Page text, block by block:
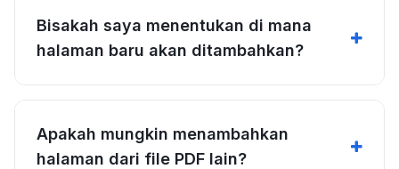
Bisakah saya menentukan di mana
halaman baru akan ditambahkan?
Apakah mungkin menambahkan
halaman dari file PDF lain?